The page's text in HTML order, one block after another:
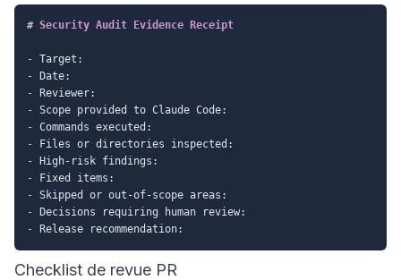
# Security Audit Evidence Receipt
-
-
-
-
-
-
-
-
-
-
-
Checklist de revue PR